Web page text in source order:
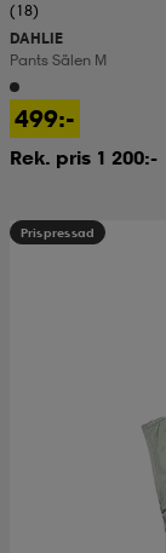
(18)
DAHLIE
Pants Sälen M
499:-
Rek. pris 1 200:-
Prispressad